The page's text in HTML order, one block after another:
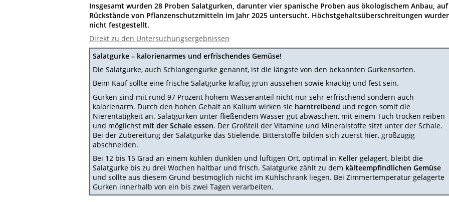
Insgesamt wurden 28 Proben Salatgurken, darunter vier spanische Proben aus ökologischem Anbau, auf
Rückstände von Pflanzenschutzmitteln im Jahr 2025 untersucht. Höchstgehaltsüberschreitungen
nicht festgestellt.
Direkt zu den Untersuchungsergebnissen
Salatgurke – kalorienarmes und erfrischendes Gemüse!
Die Salatgurke, auch Schlangengurke genannt, ist die längste von den bekannten Gurkensorten.
Beim Kauf sollte eine frische Salatgurke kräftig grün aussehen sowie knackig und fest sein.
Gurken sind mit rund 97 Prozent hohem Wasseranteil nicht nur sehr erfrischend sondern auch
kalorienarm. Durch den hohen Gehalt an Kalium wirken sie harntreibend und regen somit die
Nierentätigkeit an. Salatgurken unter fließendem Wasser gut abwaschen, mit einem Tuch trocken reiben
und möglichst mit der Schale essen. Der Großteil der Vitamine und Mineralstoffe sitzt unter der Schale.
Bei der Zubereitung der Salatgurke das Stielende, Bitterstoffe bilden sich zuerst hier, großzügig
abschneiden.
Bei 12 bis 15 Grad an einem kühlen dunklen und luftigen Ort, optimal in Keller gelagert, bleibt die
Salatgurke bis zu drei Wochen haltbar und frisch. Salatgurke zählt zu dem kälteempfindlichen Gemüse
und sollte aus diesem Grund bestmöglich nicht im Kühlschrank liegen. Bei Zimmertemperatur gelagerte
Gurken innerhalb von ein bis zwei Tagen verarbeiten.